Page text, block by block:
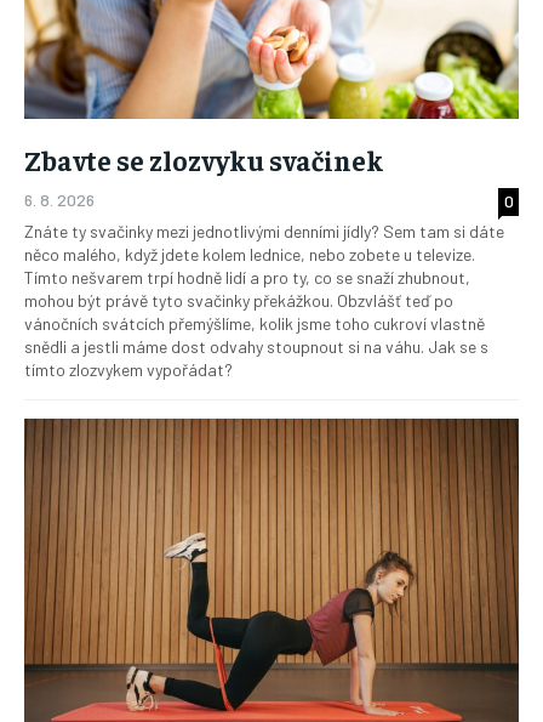
Zbavte se zlozvyku svačinek
6. 8. 2026
0
Znáte ty svačinky mezi jednotlivými denními jídly? Sem tam si dáte
něco malého, když jdete kolem lednice, nebo zobete u televize.
Tímto nešvarem trpí hodně lidí a pro ty, co se snaží zhubnout,
mohou být právě tyto svačinky překážkou. Obzvlášť teď po
vánočních svátcích přemýšlíme, kolik jsme toho cukroví vlastně
snědli a jestli máme dost odvahy stoupnout si na váhu. Jak se s
tímto zlozvykem vypořádat?